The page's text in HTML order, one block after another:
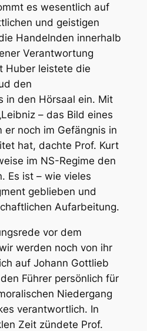
es wesentlich auf
und geistigen
Handelnden innerhalb
Verantwortung
Huber leistete die
den
in den Hörsaal ein. Mit
– das Bild eines
er noch im Gefängnis in
hat, dachte Prof. Kurt
im NS-Regime den
Es ist – wie vieles
geblieben und
Aufarbeitung.
vor dem
werden noch von ihr
auf Johann Gottlieb
Führer persönlich für
Niedergang
verantwortlich. In
Zeit zündete Prof.